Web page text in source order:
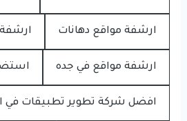
ارشفة مواقع دهانات
ارشفة مواقع في جده
افضل شركة تطوير تطبيقات في